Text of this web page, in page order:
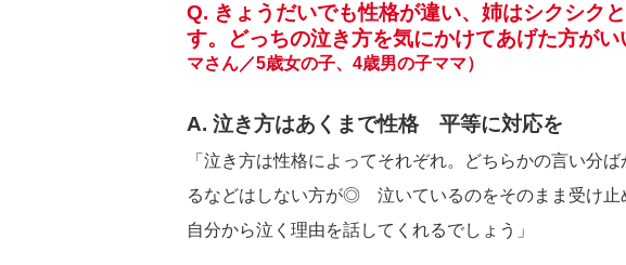
Q. きょうだいでも性格が違い、姉はシクシク
す。どっちの泣き方を気にかけてあげた方がい
マさん／5歳女の子、4歳男の子ママ）
A. 泣き方はあくまで性格 平等に対応を
「泣き方は性格によってそれぞれ。どちらかの言い分
るなどはしない方が◎ 泣いているのをそのまま受け止
自分から泣く理由を話してくれるでしょう」